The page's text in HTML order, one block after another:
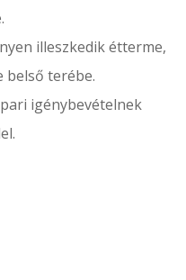
illeszkedik étterme,
belső terébe.
igénybevételnek